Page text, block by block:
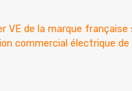
VE de la marque
commercial électrique